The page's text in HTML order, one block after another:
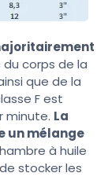
du corps de la
que de la
F est
minute. La
un mélange
à huile
stocker les